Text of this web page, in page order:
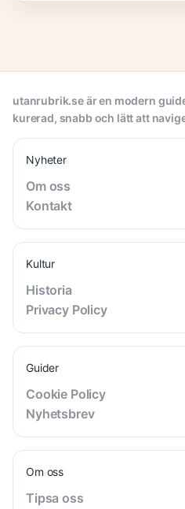
utanrubrik.se är en modern
kurerad, snabb och lätt att
Nyheter
Om oss
Kontakt
Kultur
Historia
Privacy Policy
Guider
Cookie Policy
Nyhetsbrev
Om oss
Tipsa oss